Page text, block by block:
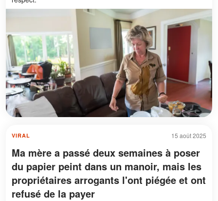
15 août 2025
VIRAL
Ma mère a passé deux semaines à poser
du papier peint dans un manoir, mais les
propriétaires arrogants l'ont piégée et ont
refusé de la payer